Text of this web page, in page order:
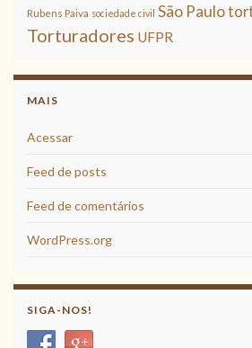
Rubens Paiva sociedade civil São Paulo
Torturadores UFPR
MAIS
Acessar
Feed de posts
Feed de comentários
WordPress.org
SIGA-NOS!